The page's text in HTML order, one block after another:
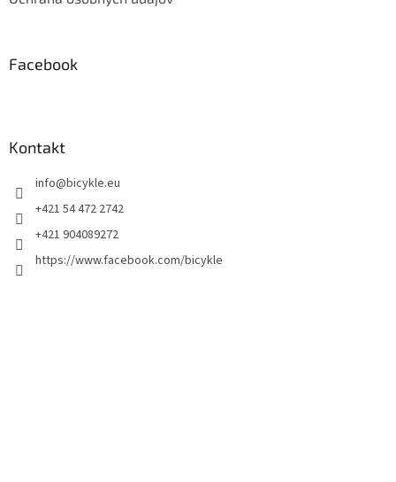
Facebook
Kontakt
info@bicykle.eu
+421 54 472 2742
+421 904089272
https://www.facebook.com/bicykle